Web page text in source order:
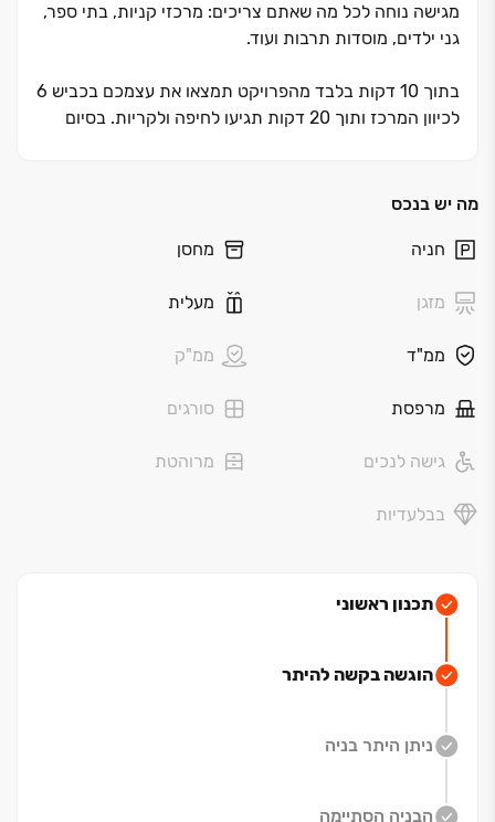
מגישה נוחה לכל מה שאתם צריכים: מרכזי קניות, בתי ספר,
גני ילדים, מוסדות תרבות ועוד.
בתוך ‏10 דקות בלבד מהפרויקט תמצאו את עצמכם בכביש ‏6
לכיוון המרכז ותוך ‏20 דקות תגיעו לחיפה ולקריות. בסיום
תעסוקה והייטק מהגדולים במדינה, מרכז המחקר החדש
חדשה ופורחת בלב נוף ירוק ושופע. השכונה, שתוקם
יחידות דיור מגוונות בין תמרת לנהלל.
הנכס המושלם עבורו. בואו להיות חלק מקהילה חדשה
מה יש בנכס
חניה מחסן
מזגן מעלית
ממ"ד ממ"ק
מרפסת סורגים
גישה לנכים מרוהטת
בבלעדיות
תכנון ראשוני
הוגשה בקשה להיתר
ניתן היתר בניה
הבניה הסתיימה